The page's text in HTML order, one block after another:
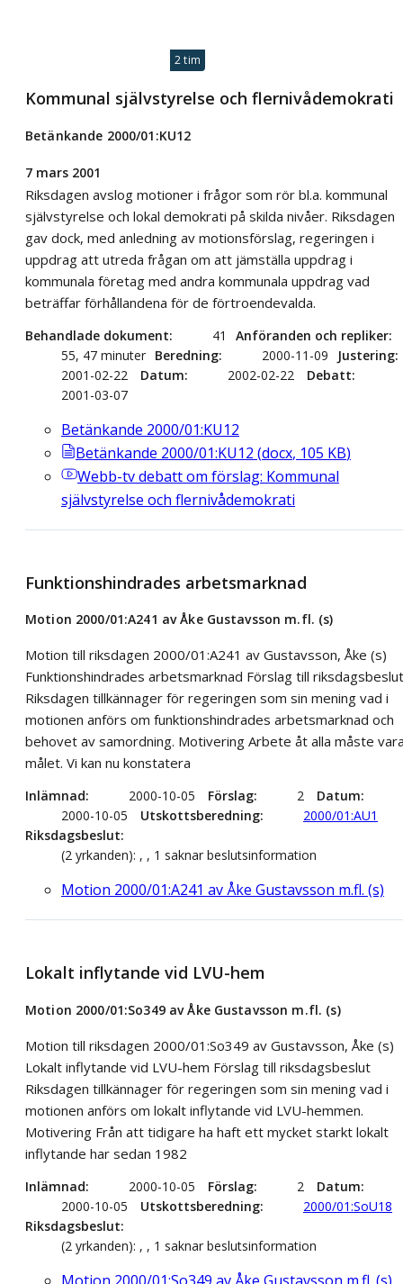
2 tim
Kommunal självstyrelse och flernivådemokrati
Betänkande 2000/01:KU12
7 mars 2001
Riksdagen avslog motioner i frågor som rör bl.a. kommunal
självstyrelse och lokal demokrati på skilda nivåer. Riksdagen
gav dock, med anledning av motionsförslag, regeringen i
uppdrag att utreda frågan om att jämställa uppdrag i
kommunala företag med andra kommunala uppdrag vad
beträffar förhållandena för de förtroendevalda.
Behandlade dokument 41
Anföranden och repliker
55, 47 minuter Beredning 2000-11-09
Justering
2001-02-22
Datum 2002-02-22
Debatt
2001-03-07
Betänkande 2000/01:KU12
Betänkande 2000/01:KU12 (docx, 105 KB)
Webb-tvdebatt om förslag: Kommunal
självstyrelse och flernivådemokrati
Funktionshindrades arbetsmarknad
Motion 2000/01:A241 av Åke Gustavsson m.fl. (s)
Motion till riksdagen 2000/01:A241 av Gustavsson, Åke (s)
Funktionshindrades arbetsmarknad Förslag till riksdagsbeslut
Riksdagen tillkännager för regeringen som sin mening vad i
motionen anförs om funktionshindrades arbetsmarknad och
behovet av samordning. Motivering Arbete åt alla måste
målet. Vi kan nu konstatera
Inlämnad 2000-10-05 Förslag 2
Datum
2000-10-05
Utskottsberedning
2000/01:AU1
Riksdagsbeslut
(2 yrkanden): , , 1 saknar beslutsinformation
Motion 2000/01:A241 av Åke Gustavsson m.fl. (s)
Lokalt inflytande vid LVU-hem
Motion 2000/01:So349 av Åke Gustavsson m.fl. (s)
Motion till riksdagen 2000/01:So349 av Gustavsson, Åke (s)
Lokalt inflytande vid LVU-hem Förslag till riksdagsbeslut
Riksdagen tillkännager för regeringen som sin mening vad i
motionen anförs om lokalt inflytande vid LVU-hemmen.
Motivering Från att tidigare ha haft ett mycket starkt lokalt
inflytande har sedan 1982
Inlämnad 2000-10-05 Förslag 2
Datum
2000-10-05
Utskottsberedning
2000/01:SoU18
Riksdagsbeslut
(2 yrkanden): , , 1 saknar beslutsinformation